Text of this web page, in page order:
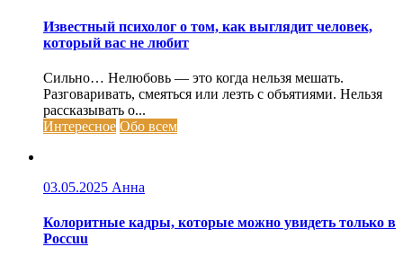
Известный психолог о том, как выглядит человек,
который вас не любит
Сильно… Нелюбовь — это когда нельзя мешать.
Разговаривать, смеяться или лезть с объятиями. Нельзя
рассказывать о...
Интересное Обо всем
03.05.2025 Анна
Колоритные кадры, которые можно увидеть только в
Россuu